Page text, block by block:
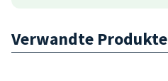
Verwandte Produkte